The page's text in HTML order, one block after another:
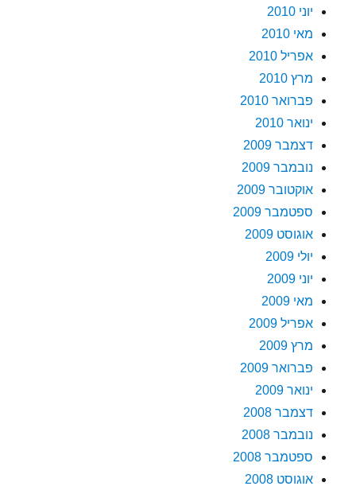
יוני 2010
מאי 2010
אפריל 2010
מרץ 2010
פברואר 2010
ינואר 2010
דצמבר 2009
נובמבר 2009
אוקטובר 2009
ספטמבר 2009
אוגוסט 2009
יולי 2009
יוני 2009
מאי 2009
אפריל 2009
מרץ 2009
פברואר 2009
ינואר 2009
דצמבר 2008
נובמבר 2008
ספטמבר 2008
אוגוסט 2008